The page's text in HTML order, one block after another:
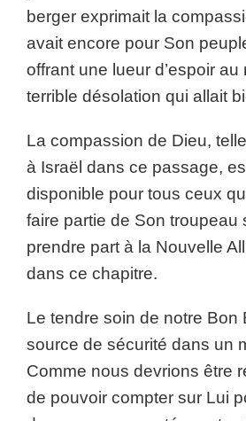
berger exprimait la
avait encore pour Son
offrant une lueur d’espoir au
terrible désolation qui allait
La compassion de Dieu,
à Israël dans ce passage,
disponible pour tous ceux
faire partie de Son troupeau
prendre part à la Nouvelle
dans ce chapitre.
Le tendre soin de notre Bon
source de sécurité dans un
Comme nous devrions être
de pouvoir compter sur Lui